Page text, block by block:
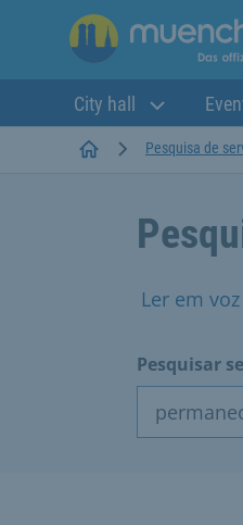
City hall
StartseitePesquisa de
Ler em
Pesquisar